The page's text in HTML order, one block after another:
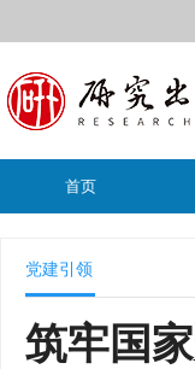
首页
党建引领
筑牢国